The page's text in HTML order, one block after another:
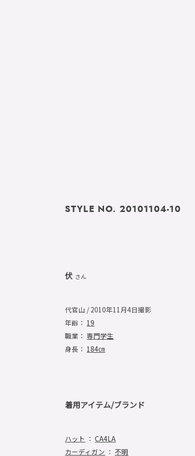
STYLE NO. 20101104-10
伏 さん
代官山 / 2010年11月4日撮影
年齢： 19
職業： 専門学生
身長： 184㎝
着用アイテム/ブランド
ハット ：CA4LA
カーディガン ： 不明